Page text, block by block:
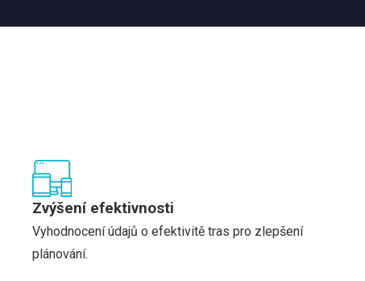
Zvýšení efektivnosti
Vyhodnocení údajů o efektivitě tras pro zlepšení
plánování.